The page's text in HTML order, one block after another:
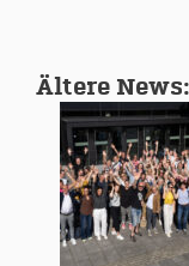
Ältere News: